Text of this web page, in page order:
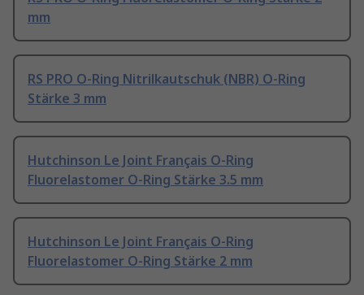
mm
RS PRO O-Ring Nitrilkautschuk (NBR) O-Ring
Stärke 3 mm
Hutchinson Le Joint Français O-Ring
Fluorelastomer O-Ring Stärke 3.5 mm
Hutchinson Le Joint Français O-Ring
Fluorelastomer O-Ring Stärke 2 mm